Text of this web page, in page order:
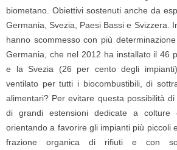
biometano. Obiettivi sostenuti anche da
Germania, Svezia, Paesi Bassi e Svizzera.
hanno scommesso con più
Germania, che nel 2012 ha installato il 46
e la Svezia (26 per cento degli
ventilato per tutti i biocombustibili, di
alimentari? Per evitare questa possibilità
di grandi estensioni dedicate a colture
orientando a favorire gli impianti più piccoli
frazione organica di rifiuti e con